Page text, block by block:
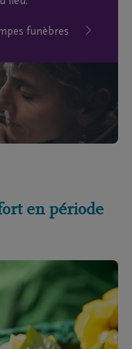
funèbres
en période